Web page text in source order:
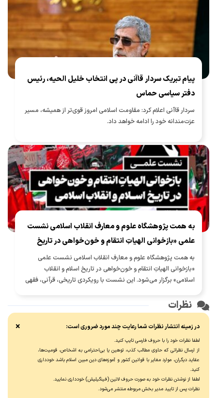
پیام تبریک سردار قاآنی در پی انتخاب خلیل الحیه، رئیس
دفتر سیاسی حماس
سردار قاآنی اعلام کرد: مقاومت اسلامی امروز قوی‌تر از همیشه، مسیر
عزت‌مندانه خود را ادامه خواهد داد.
به همت پژوهشگاه علوم و معارف انقلاب اسلامی نشست
علمی «بازخوانی الهیاتِ انتقام و خون‌خواهی در تاریخ
اسلام و انقلاب اسلامی» برگزار می‌شود
به همت پژوهشگاه علوم و معارف انقلاب اسلامی نشست علمی
«بازخوانی الهیاتِ انتقام و خون‌خواهی در تاریخ اسلام و انقلاب
اسلامی» برگزار می‌شود. این نشست با رویکردی تاریخی، قرآنی، فقهی
بررسی می‌کند و به نسبت آن‌ها با عدالت، حق‌خواهی، مقابله با ظلم و
بازدارندگی در برابر متجاوز می‌پردازد. مسئله محوری نشست، تبیین
تمایز این مفاهیم با انتقام‌جویی شخصی و بررسی فرایند تبدیل آن‌ها
به مطالبه‌ای عدالت‌محور، هویت‌ساز و مسئولیت‌آفرین در تاریخ اسلام
و انقلاب اسلامی است.
نظرات
در زمینه انتشار نظرات شما رعایت چند مورد ضروری است:
لطفا نظرات خود را با حروف فارسی تایپ کنید.
از ارسال نظراتی که حاوی مطالب کذب، توهین یا بی‌احترامی به اشخاص، قومیت‌ها،
عقاید دیگران، موارد مغایر با قوانین کشور و آموزه‌های دین مبین اسلام باشد خودداری
کنید.
لطفا از نوشتن نظرات خود به صورت حروف لاتین (فینگیلیش) خودداری نماييد.
نظرات پس از تایید مدیر بخش مربوطه منتشر می‌شود.
×